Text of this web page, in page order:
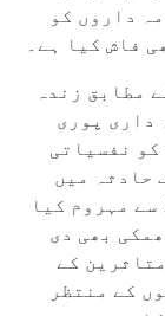
داروں کو
فاش کیا ہے۔
مطابق زندہ
داری پوری
کو نفسیاتی
حادثہ میں
سے مہروم کیا
بھی دی
کے
کے منتظر